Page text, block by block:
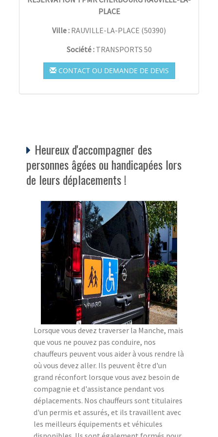
PLACE
Ville : RAUVILLE-LA-PLACE (50390)
Société : TRANSPORTS 50
CONTACT OU DEMANDE DE DEVIS
Heureux d'accompagner des
personnes âgées ou handicapées lors
de leurs déplacements !
Lorsque vous devez traverser la Manche, mais
que vous ne pouvez pas conduire, nos
chauffeurs peuvent vous aider à vous rendre là
où vous devez aller. Ils peuvent être d'un
grand réconfort lorsque vous avez besoin de
compagnie et d'assistance pendant vos
déplacements. Nos chauffeurs sont titulaires
d'un permis et assurés, et ils travaillent avec
les meilleurs équipements et véhicules